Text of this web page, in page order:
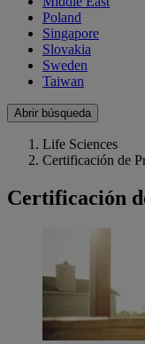
Poland
Singapore
Slovakia
Sweden
Taiwan
Abrir búsqueda
Life Sciences
Certificación de
Certificación